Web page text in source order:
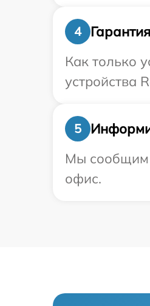
4
Гарантия
Как только
устройства
5
Мы сообщим
офис.